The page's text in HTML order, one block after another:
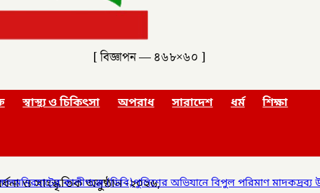
[ বিজ্ঞাপন — ৪৬৮×৬০ ]
স্বাস্থ্য ও চিকিৎসা অপরাধ সারাদেশ ধর্ম শিক্ষা
অভিযানে বিপুল পরিমাণ মাদকদ্রব্য উদ্ধার করে✦
ও সাংস্কৃতিক অনুষ্ঠান -২০২৬,